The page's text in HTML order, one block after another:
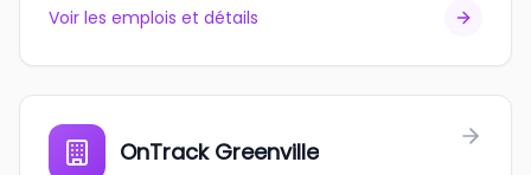
Voir les emplois et détails
OnTrack Greenville